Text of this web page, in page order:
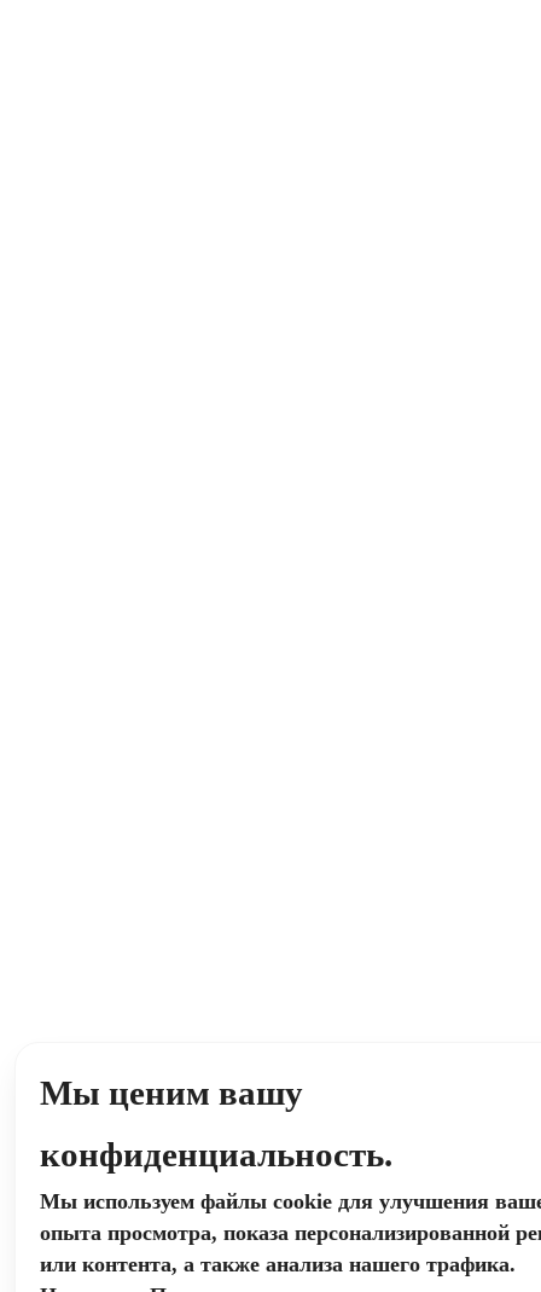
Мы ценим вашу
конфиденциальность.
Мы используем файлы cookie для улучшения
опыта просмотра, показа персонализированной
или контента, а также анализа нашего трафика.